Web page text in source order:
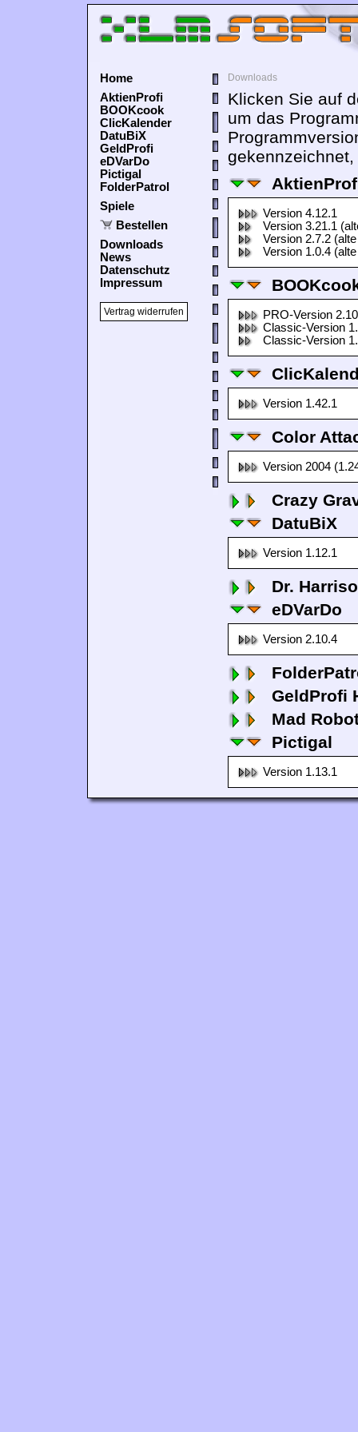
Home
AktienProfi
BOOKcook
ClicKalender
DatuBiX
GeldProfi
eDVarDo
Pictigal
FolderPatrol
Spiele
Bestellen
Downloads
News
Datenschutz
Impressum
Vertrag widerrufen
Downloads
Klicken Sie auf
um das
Version 4.12.1
Version 3.21.1
Version 2.7.2
Version 1.0.4
PRO-Version
Classic-Version
Classic-Version
Version 1.42.1
Color
Version 2004
Crazy
DatuBiX
Version 1.12.1
Dr.
eDVarDo
Version 2.10.4
GeldProfi
Mad
Pictigal
Version 1.13.1